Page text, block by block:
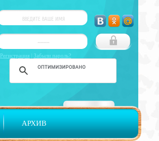
АРХИВ
Регистрация | Забыли пароль?